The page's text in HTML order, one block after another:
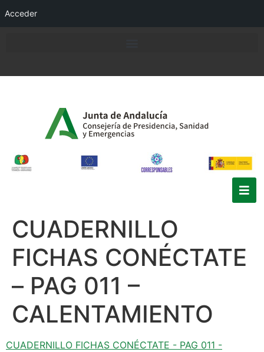
Acceder
CUADERNILLO
FICHAS CONÉCTATE
– PAG 011 –
CALENTAMIENTO
CUADERNILLO FICHAS CONÉCTATE - PAG 011 -